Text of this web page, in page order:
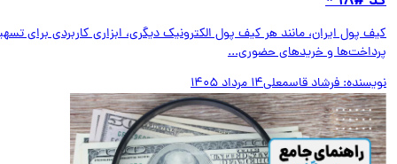
پول ایران، مانند هر کیف پول الکترونیک دیگری، ابزاری کاربردی برای تسهیل
و خریدهای حضوری...
فرشاد قاسمعلی14 مرداد 1405